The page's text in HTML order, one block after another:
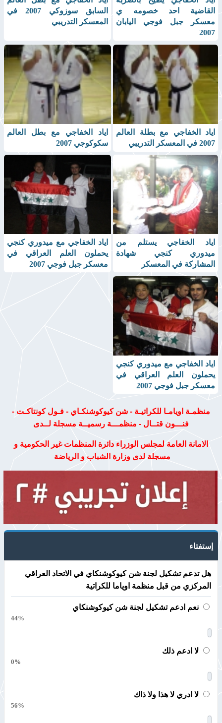
القاضية احد خصومه ي
معسكر جبل فوجي اليابان
2007
السابق سوزوكي 2007 في
المعسكر التدريبي
اياد الخفاجي مع بطلة العالم
2007 في المعسكر التدريبي
اياد الخفاجي مع بطل العالم
سكوكوجي 2007
اياد الخفاجي يستلم من
ميدوري كنجي شهادة
المشاركة في المعسكر
اياد الخفاجي مع ميدوري كنجي
يحملون العلم العراقي في
معسكر جبل فوجي 2007
اياد الخفاجي مع ميدوري كنجي
يحملون العلم العراقي في
معسكر جبل فوجي 2007
منظمـة اويامـا للكراتيـة - شن كيوكوشنكـاي - فـول كونتاكـت -
فنـــون قتــال - منظمـــة رسميــة مسجلة لــدى
الامانة العامة لمجلس الوزراء دائرة المنظمات غير الحكومية و
مسجلة لدى وزارة الشباب و الرياضة
إستفتاء
هل تدعم تشكيل لجنة شن كيوكوشنكاي في الاتحاد العراقي
المركزي من قبل منظمة اوياما للكراتية
نعم ادعم تشكيل لجنة شن كيوكوشنكاي
44%
لا ادعم ذلك
0%
لا ادري لا هذا ولا ذاك
56%